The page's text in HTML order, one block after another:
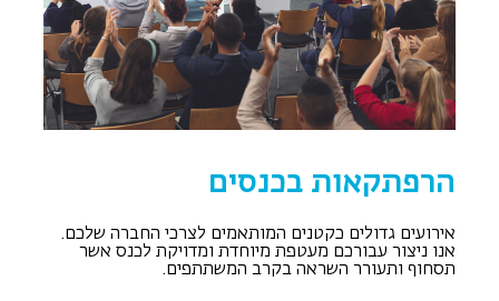
הרפתקאות בכנסים
אירועים גדולים כקטנים המותאמים לצרכי החברה שלכם.
אנו ניצור עבורכם מעטפת מיוחדת ומדויקת לכנס אשר
תסחוף ותעורר השראה בקרב המשתתפים.